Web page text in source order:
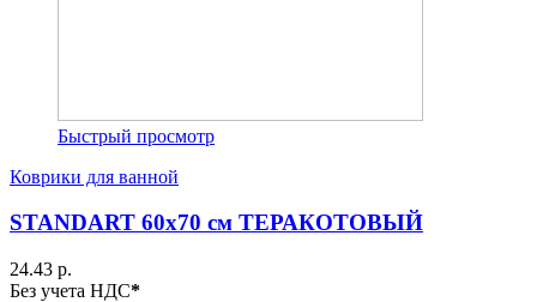
Быстрый просмотр
Коврики для ванной
STANDART 60х70 см ТЕРАКОТОВЫЙ
24.43 р.
Без учета НДС*